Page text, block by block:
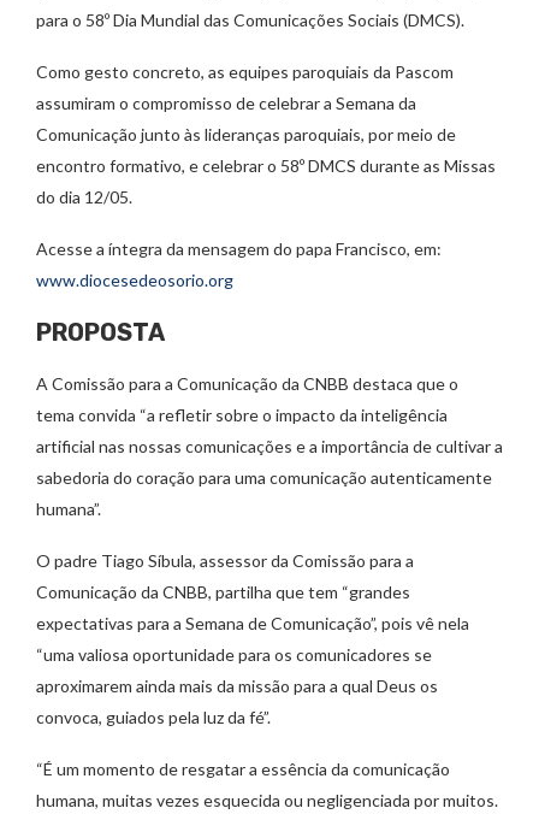
para o 58º Dia Mundial das Comunicações Sociais (DMCS).
Como gesto concreto, as equipes paroquiais da Pascom
assumiram o compromisso de celebrar a Semana da
Comunicação junto às lideranças paroquiais, por meio de
encontro formativo, e celebrar o 58º DMCS durante as Missas
do dia 12/05.
Acesse a íntegra da mensagem do papa Francisco, em:
www.diocesedeosorio.org
PROPOSTA
A Comissão para a Comunicação da CNBB destaca que o
tema convida “a refletir sobre o impacto da inteligência
artificial nas nossas comunicações e a importância de cultivar a
sabedoria do coração para uma comunicação autenticamente
humana”.
O padre Tiago Síbula, assessor da Comissão para a
Comunicação da CNBB, partilha que tem “grandes
expectativas para a Semana de Comunicação”, pois vê nela
“uma valiosa oportunidade para os comunicadores se
aproximarem ainda mais da missão para a qual Deus os
convoca, guiados pela luz da fé”.
“É um momento de resgatar a essência da comunicação
humana, muitas vezes esquecida ou negligenciada por muitos.